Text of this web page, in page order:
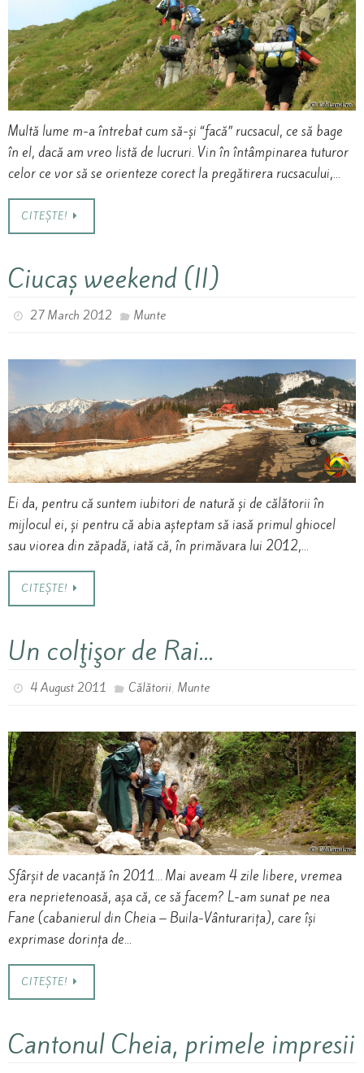
Multă lume m-a întrebat cum să-și “facă” rucsacul, ce să bage
în el, dacă am vreo listă de lucruri. Vin în întâmpinarea tuturor
celor ce vor să se orienteze corect la pregătirera rucsacului,…
CITEȘTE!
Ciucaș weekend (II)
27 March 2012 Munte
Ei da, pentru că suntem iubitori de natură și de călătorii în
mijlocul ei, și pentru că abia așteptam să iasă primul ghiocel
sau viorea din zăpadă, iată că, în primăvara lui 2012,…
CITEȘTE!
Un colţişor de Rai…
4 August 2011 Călătorii, Munte
Sfârșit de vacanță în 2011… Mai aveam 4 zile libere, vremea
era neprietenoasă, așa că, ce să facem? L-am sunat pe nea
Fane (cabanierul din Cheia – Buila-Vânturarița), care își
exprimase dorința de…
CITEȘTE!
Cantonul Cheia, primele impresii